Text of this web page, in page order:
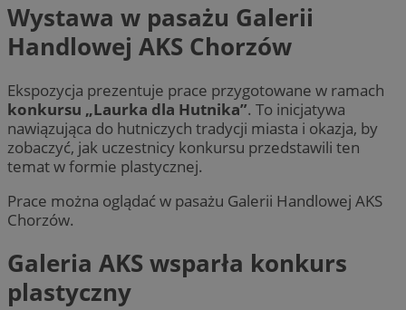
Wystawa w pasażu Galerii
Handlowej AKS Chorzów
Ekspozycja prezentuje prace przygotowane w ramach
konkursu „Laurka dla Hutnika”. To inicjatywa
nawiązująca do hutniczych tradycji miasta i okazja, by
zobaczyć, jak uczestnicy konkursu przedstawili ten
temat w formie plastycznej.
Prace można oglądać w pasażu Galerii Handlowej AKS
Chorzów.
Galeria AKS wsparła konkurs
plastyczny